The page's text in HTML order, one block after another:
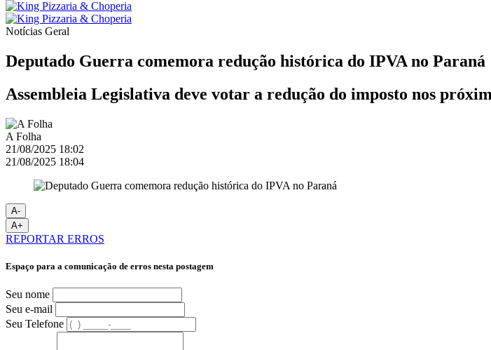
Notícias Geral
Deputado Guerra comemora redução histórica do IPVA no Paraná
Assembleia Legislativa deve votar a redução do imposto nos
A Folha
21/08/2025 18:02
21/08/2025 18:04
A-
A+
REPORTAR ERROS
Espaço para a comunicação de erros nesta postagem
Seu nome
Seu e-mail
Seu Telefone